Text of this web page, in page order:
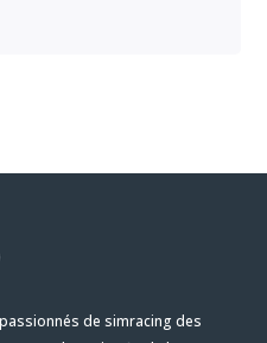
de simracing des